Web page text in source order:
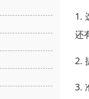
1.
还
2.
3.